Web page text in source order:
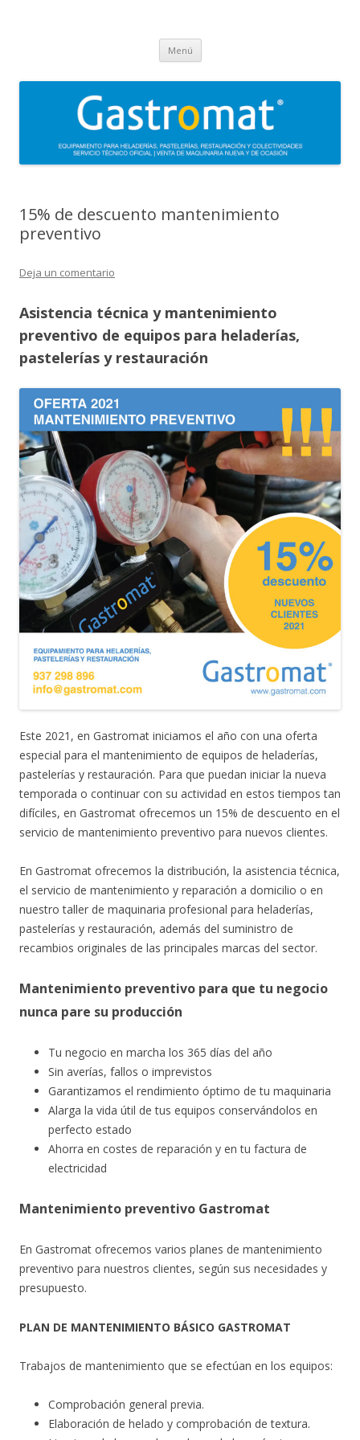
de maquinaria para heladerías, pastelerías, restauración y
Menú Saltar
contenido
15% de descuento mantenimiento
preventivo
Deja un comentario
Asistencia técnica y mantenimiento
preventivo de equipos para heladerías,
pastelerías y restauración
Este 2021, en Gastromat iniciamos el año con una oferta
especial para el mantenimiento de equipos de heladerías,
pastelerías y restauración. Para que puedan iniciar la nueva
temporada o continuar con su actividad en estos tiempos tan
difíciles, en Gastromat ofrecemos un 15% de descuento en el
servicio de mantenimiento preventivo para nuevos clientes.
En Gastromat ofrecemos la distribución, la asistencia técnica,
el servicio de mantenimiento y reparación a domicilio o en
nuestro taller de maquinaria profesional para heladerías,
pastelerías y restauración, además del suministro de
recambios originales de las principales marcas del sector.
Mantenimiento preventivo para que tu negocio
nunca pare su producción
Tu negocio en marcha los 365 días del año
Sin averías, fallos o imprevistos
Garantizamos el rendimiento óptimo de tu maquinaria
Alarga la vida útil de tus equipos conservándolos en
perfecto estado
Ahorra en costes de reparación y en tu factura de
electricidad
Mantenimiento preventivo Gastromat
En Gastromat ofrecemos varios planes de mantenimiento
preventivo para nuestros clientes, según sus necesidades y
presupuesto.
PLAN DE MANTENIMIENTO BÁSICO GASTROMAT
Trabajos de mantenimiento que se efectúan en los equipos:
Comprobación general previa.
Elaboración de helado y comprobación de textura.